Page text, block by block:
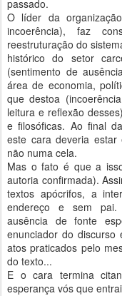
passado.
O líder da
incoerência), faz
reestruturação do
histórico do setor
(sentimento de
área de economia,
que destoa
leitura e reflexão
e filosóficas. Ao final
este cara deveria
não numa cela.
Mas o fato é que a
autoria confirmada).
textos apócrifos, a
endereço e sem pai.
ausência de fonte
enunciador do
atos praticados pelo
do texto...
E o cara termina
esperança vós que